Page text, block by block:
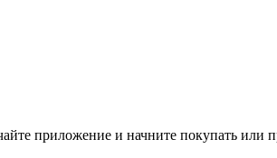
приложение и начните покупать или